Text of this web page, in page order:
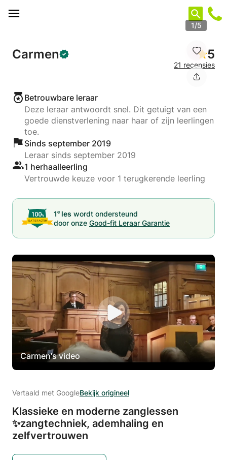
1/5
Carmen 5
21 recensies
Betrouwbare leraar
Deze leraar antwoordt snel. Dit getuigt van een
goede dienstverlening naar haar of zijn leerlingen
toe.
Sinds september 2019
Leraar sinds september 2019
1 herhaalleerling
Vertrouwde keuze voor 1 terugkerende leerling
1e les wordt ondersteund
door onze Good-fit Leraar Garantie
Carmen's video
Vertaald met GoogleBekijk origineel
Klassieke en moderne zanglessen
✨zangtechniek, ademhaling en
zelfvertrouwen